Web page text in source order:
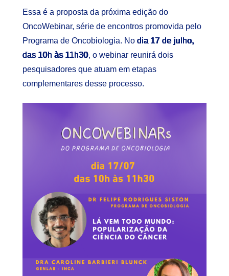
Essa é a proposta da próxima edição do
OncoWebinar, série de encontros promovida pelo
Programa de Oncobiologia. No dia 17 de julho,
das 10h às 11h30, o webinar reunirá dois
pesquisadores que atuam em etapas
complementares desse processo.